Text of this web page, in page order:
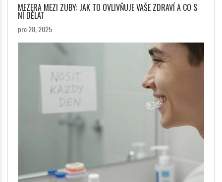
MEZERA MEZI ZUBY: JAK TO OVLIVŇUJE VAŠE ZDRAVÍ A CO S
NÍ DĚLAT
pro 28, 2025